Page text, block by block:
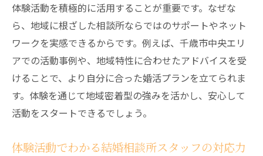
体験活動を積極的に活用することが重要です。なぜな
ら、地域に根ざした相談所ならではのサポートやネット
ワークを実感できるからです。例えば、千歳市中央エリ
アでの活動事例や、地域特性に合わせたアドバイスを受
けることで、より自分に合った婚活プランを立てられま
す。体験を通じて地域密着型の強みを活かし、安心して
活動をスタートできるでしょう。
体験活動でわかる結婚相談所スタッフの対応力